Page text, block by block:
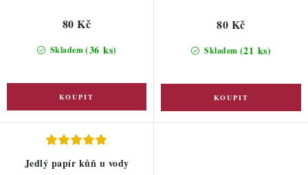
Skladem(36 ks)
80 Kč
Skladem (21 ks)
80 Kč
Jedlý papír kůň u vody